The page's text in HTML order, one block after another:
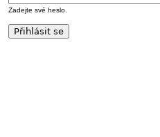
Zadejte své heslo.